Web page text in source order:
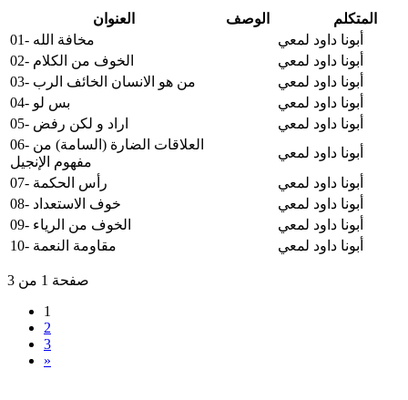
العنوان الوصف
المتكلم
01- مخافة الله
أبونا داود لمعي
02- الخوف من الكلام
أبونا داود لمعي
03- من هو الانسان الخائف الرب
أبونا داود لمعي
04- بس لو
أبونا داود لمعي
05- اراد و لكن رفض
أبونا داود لمعي
06- العلاقات الضارة (السامة) من
مفهوم الإنجيل
أبونا داود لمعي
07- رأس الحكمة
أبونا داود لمعي
08- خوف الاستعداد
أبونا داود لمعي
09- الخوف من الرياء
أبونا داود لمعي
10- مقاومة النعمة
أبونا داود لمعي
صفحة 1 من 3
1
2
3
»